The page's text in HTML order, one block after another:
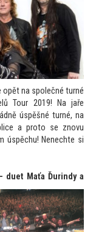
opět na společné turné
Tour 2019! Na jaře
úspěšné turné, na
a proto se znovu
úspěchu! Nenechte si
duet Maťa Ďurindy a